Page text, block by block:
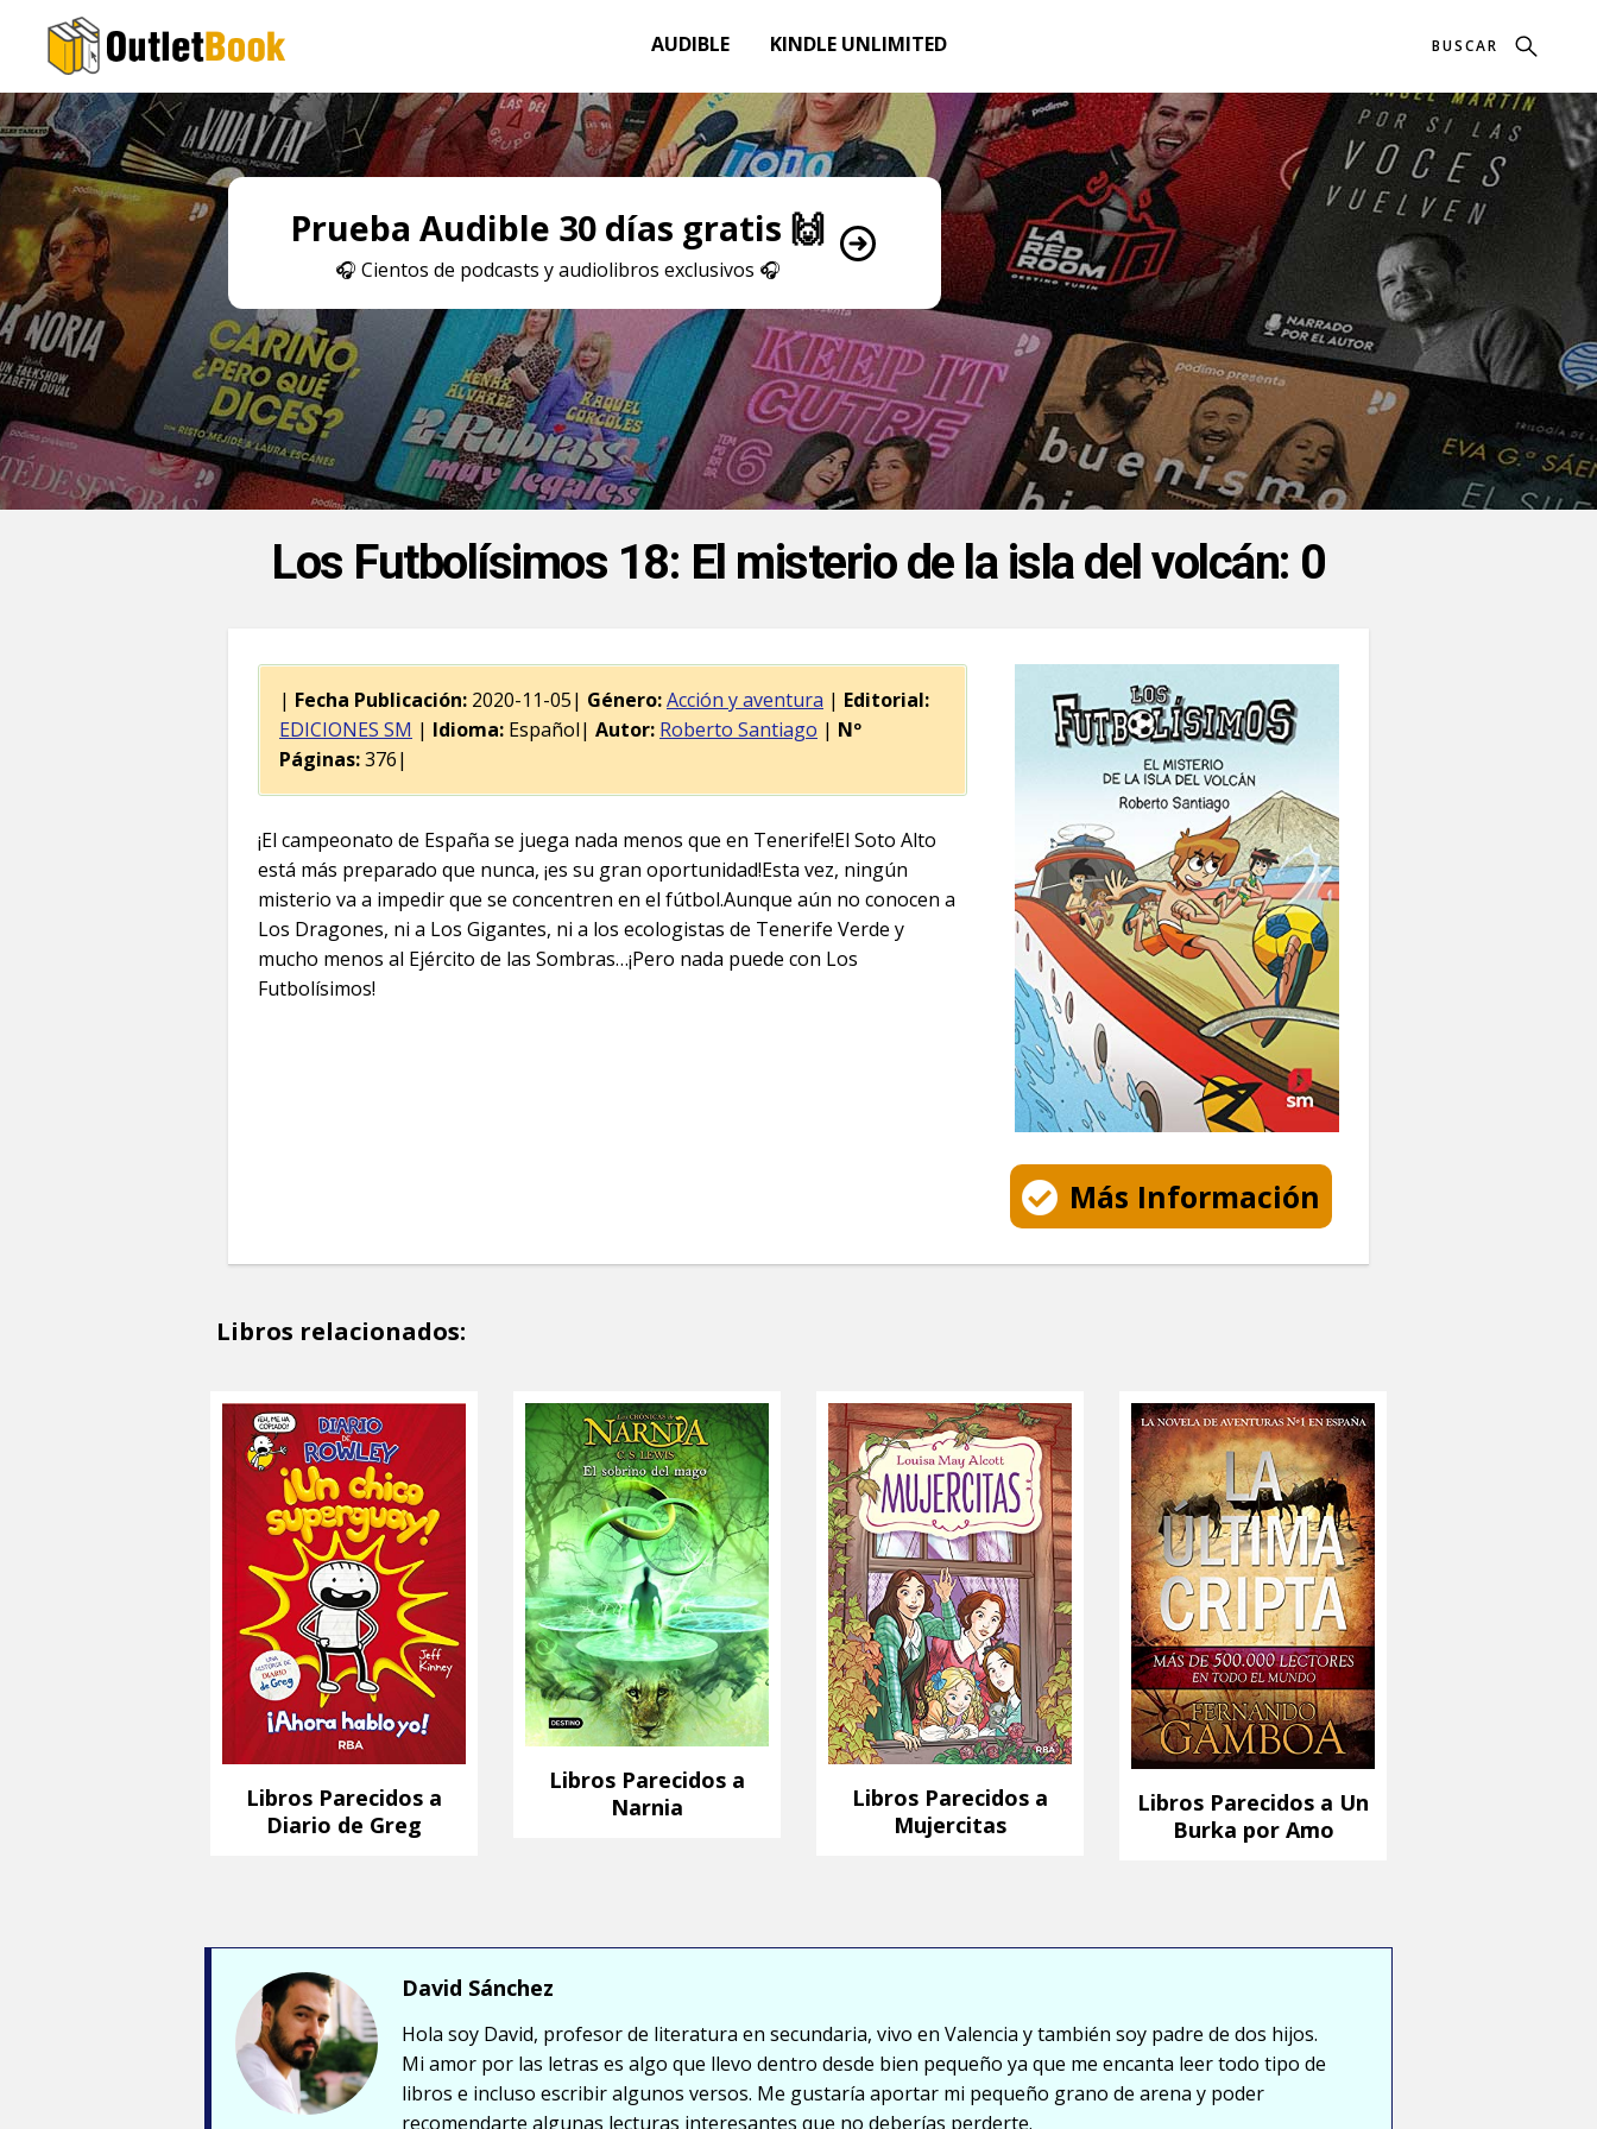
AUDIBLE KINDLE UNLIMITED
Prueba Audible 30 días gratis 🙌
🎧 Cientos de podcasts y audiolibros exclusivos 🎧
Los Futbolísimos 18: El misterio de la isla del volcán: 0
Más Información
| Fecha Publicación: 2020-11-05| Género:Acción y aventura | Editorial:
EDICIONES SM | Idioma: Español| Autor: Roberto Santiago | Nº
Páginas:376|
¡El campeonato de España se juega nada menos que en Tenerife!El Soto Alto
está más preparado que nunca, ¡es su gran oportunidad!Esta vez, ningún
misterio va a impedir que se concentren en el fútbol.Aunque aún no conocen a
Los Dragones, ni a Los Gigantes, ni a los ecologistas de Tenerife Verde y
mucho menos al Ejército de las Sombras…¡Pero nada puede con Los
Futbolísimos!
Libros relacionados:
Libros Parecidos a
Diario de Greg
Libros Parecidos a
Narnia
Libros Parecidos a
Mujercitas
Libros Parecidos a Un
Burka por Amo
David Sánchez
Hola soy David, profesor de literatura en secundaria, vivo en Valencia y también soy padre de dos hijos.
Mi amor por las letras es algo que llevo dentro desde bien pequeño ya que me encanta leer todo tipo de
libros e incluso escribir algunos versos. Me gustaría aportar mi pequeño grano de arena y poder
recomendarte algunas lecturas interesantes que no deberías perderte.